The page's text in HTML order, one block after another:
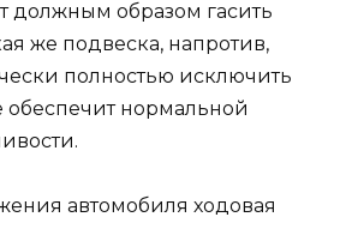
должным образом гасить
же подвеска, напротив,
полностью исключить
нормальной
автомобиля ходовая